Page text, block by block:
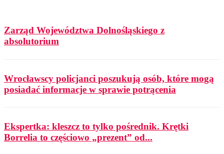
Zarząd Województwa Dolnośląskiego z
absolutorium
Wrocławscy policjanci poszukują osób, które mogą
posiadać informacje w sprawie potrącenia
Ekspertka: kleszcz to tylko pośrednik. Krętki
Borrelia to częściowo „prezent” od...